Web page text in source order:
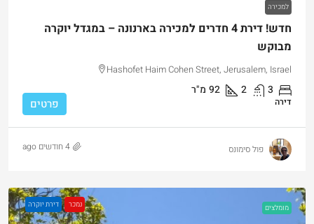
למכירה
חדש! דירת 4 חדרים למכירה בארנונה – במגדל יוקרה
מבוקש
Hashofet Haim Cohen Street, Jerusalem, Israel
3
2
92 מ"ר
דירה פרטים
פול סימונס 4 חודשים ago
מומלצים נמכר דירת יוקרה